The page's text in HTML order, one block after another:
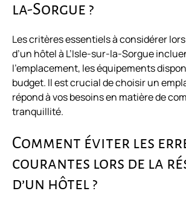
la-Sorgue ?
Les critères essentiels à considérer
d’un hôtel à L’Isle-sur-la-Sorgue
l’emplacement, les équipements
budget. Il est crucial de choisir un
répond à vos besoins en matière de
tranquillité.
Comment éviter les
courantes lors de la
d’un hôtel ?